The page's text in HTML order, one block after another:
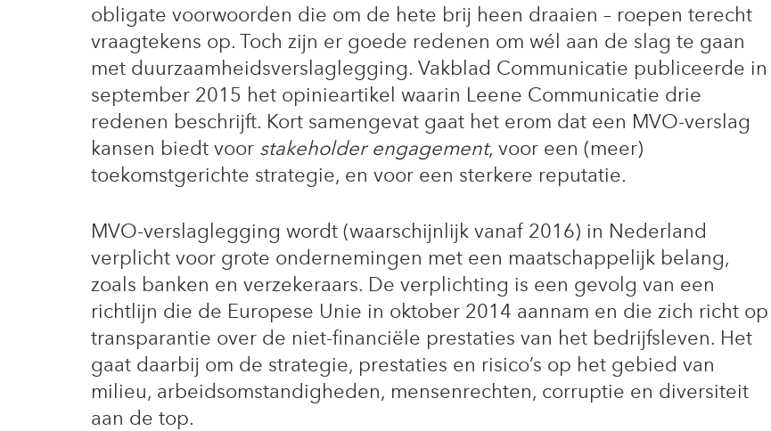
obligate voorwoorden die om de hete brij heen draaien – roepen terecht
vraagtekens op. Toch zijn er goede redenen om wél aan de slag te gaan
met duurzaamheidsverslaglegging. Vakblad Communicatie publiceerde in
september 2015 het opinieartikel waarin Leene Communicatie drie
redenen beschrijft. Kort samengevat gaat het erom dat een MVO-verslag
kansen biedt voor stakeholder engagement, voor een (meer)
toekomstgerichte strategie, en voor een sterkere reputatie.
MVO-verslaglegging wordt (waarschijnlijk vanaf 2016) in Nederland
verplicht voor grote ondernemingen met een maatschappelijk belang,
zoals banken en verzekeraars. De verplichting is een gevolg van een
richtlijn die de Europese Unie in oktober 2014 aannam en die zich richt op
transparantie over de niet-financiële prestaties van het bedrijfsleven. Het
gaat daarbij om de strategie, prestaties en risico’s op het gebied van
milieu, arbeidsomstandigheden, mensenrechten, corruptie en diversiteit
aan de top.